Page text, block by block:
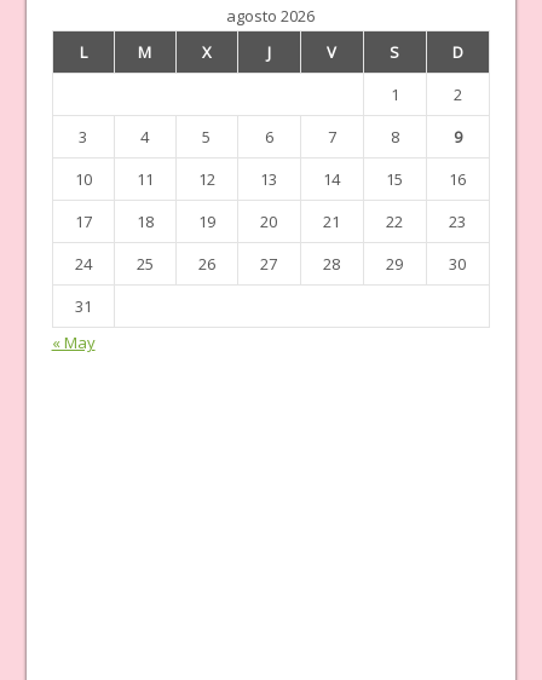
agosto 2026
L
M X J V S
D
1
2
3
4 5 6 7 8
9
10
11 12 13 14 15
16
17
18 19 20 21 22
23
24
25 26 27 28 29
30
31
« May